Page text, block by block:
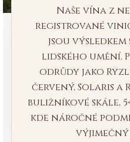
Naše vína z
registrované
jsou
lidského umění.
odrůdy jako
červený, Solaris a
buližníkové skále,
kde náročné